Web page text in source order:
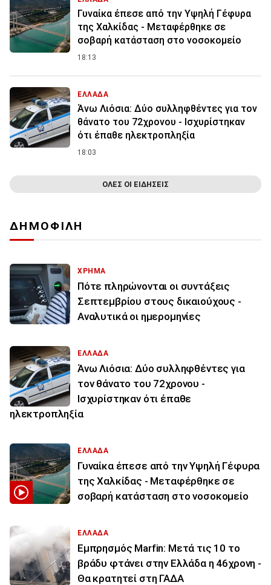
Γυναίκα έπεσε από την Υψηλή Γέφυρα
της Χαλκίδας - Μεταφέρθηκε σε
σοβαρή κατάσταση στο νοσοκομείο
18:13
ΕΛΛΑΔΑ
Άνω Λιόσια: Δύο συλληφθέντες για τον
θάνατο του 72χρονου - Ισχυρίστηκαν
ότι έπαθε ηλεκτροπληξία
18:03
ΟΛΕΣ ΟΙ ΕΙΔΗΣΕΙΣ
ΔΗΜΟΦΙΛΗ
ΧΡΗΜΑ
Πότε πληρώνονται οι συντάξεις
Σεπτεμβρίου στους δικαιούχους -
Αναλυτικά οι ημερομηνίες
ΕΛΛΑΔΑ
Άνω Λιόσια: Δύο συλληφθέντες για
τον θάνατο του 72χρονου -
Ισχυρίστηκαν ότι έπαθε
ηλεκτροπληξία
ΕΛΛΑΔΑ
Γυναίκα έπεσε από την Υψηλή Γέφυρα
της Χαλκίδας - Μεταφέρθηκε σε
σοβαρή κατάσταση στο νοσοκομείο
ΕΛΛΑΔΑ
Εμπρησμός Marfin: Μετά τις 10 το
βράδυ φτάνει στην Ελλάδα η 46χρονη -
Θα κρατητεί στη ΓΑΔΑ